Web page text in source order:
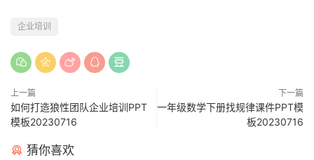
企业培训
上一篇
如何打造狼性团队企业培训PPT
模板20230716
下一篇
一年级数学下册找规律课件PPT模
板20230716
猜你喜欢